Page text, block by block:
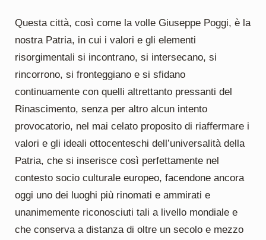
Questa città, così come la volle Giuseppe Poggi, è la
nostra Patria, in cui i valori e gli elementi
risorgimentali si incontrano, si intersecano, si
rincorrono, si fronteggiano e si sfidano
continuamente con quelli altrettanto pressanti del
Rinascimento, senza per altro alcun intento
provocatorio, nel mai celato proposito di riaffermare i
valori e gli ideali ottocenteschi dell’universalità della
Patria, che si inserisce così perfettamente nel
contesto socio culturale europeo, facendone ancora
oggi uno dei luoghi più rinomati e ammirati e
unanimemente riconosciuti tali a livello mondiale e
che conserva a distanza di oltre un secolo e mezzo